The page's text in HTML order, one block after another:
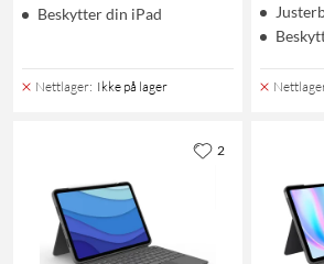
Beskytter din iPad
Nettlager: Ikke på lager
2